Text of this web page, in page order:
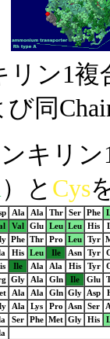
リン1複
び同
キリ
）と Cys
Ala Ala Thr Ser Phe
Val Glu Leu Leu His
Phe Thr Pro Leu Tyr
His Leu Ile Asn Tyr
Ile Ala Ala His Tyr
Gly Ala Gln Ile Glu
Ala Ala Gln Gly Asp
Ala Lys Pro Asn Ser
Ser Phe Met Gly His